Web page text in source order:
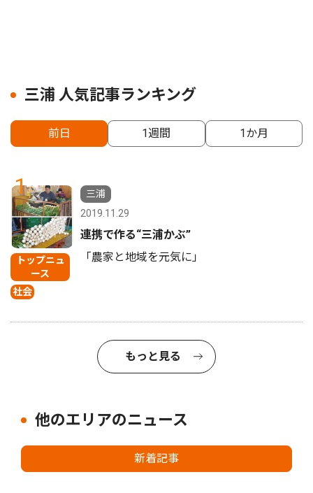
三浦 人気記事ランキング
前日 1週間 1か月
1
トップニュ
ース
社会
三浦
2019.11.29
連携で作る“三浦かぶ”
「農家と地域を元気に」
もっと見る
他のエリアのニュース
新着記事